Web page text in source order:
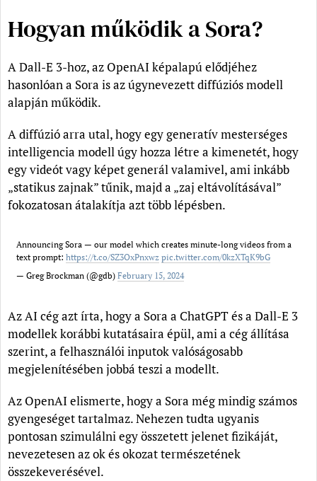
Hogyan működik a Sora?
A Dall-E 3-hoz, az OpenAI képalapú elődjéhez
hasonlóan a Sora is az úgynevezett diffúziós modell
alapján működik.
A diffúzió arra utal, hogy egy generatív mesterséges
intelligencia modell úgy hozza létre a kimenetét, hogy
egy videót vagy képet generál valamivel, ami inkább
„statikus zajnak” tűnik, majd a „zaj eltávolításával”
fokozatosan átalakítja azt több lépésben.
Announcing Sora — our model which creates minute-long videos from a
text prompt: https://t.co/SZ3OxPnxwz pic.twitter.com/0kzXTqK9bG
— Greg Brockman (@gdb) February 15, 2024
Az AI cég azt írta, hogy a Sora a ChatGPT és a Dall-E 3
modellek korábbi kutatásaira épül, ami a cég állítása
szerint, a felhasználói inputok valóságosabb
megjelenítésében jobbá teszi a modellt.
Az OpenAI elismerte, hogy a Sora még mindig számos
gyengeséget tartalmaz. Nehezen tudta ugyanis
pontosan szimulálni egy összetett jelenet fizikáját,
nevezetesen az ok és okozat természetének
összekeverésével.